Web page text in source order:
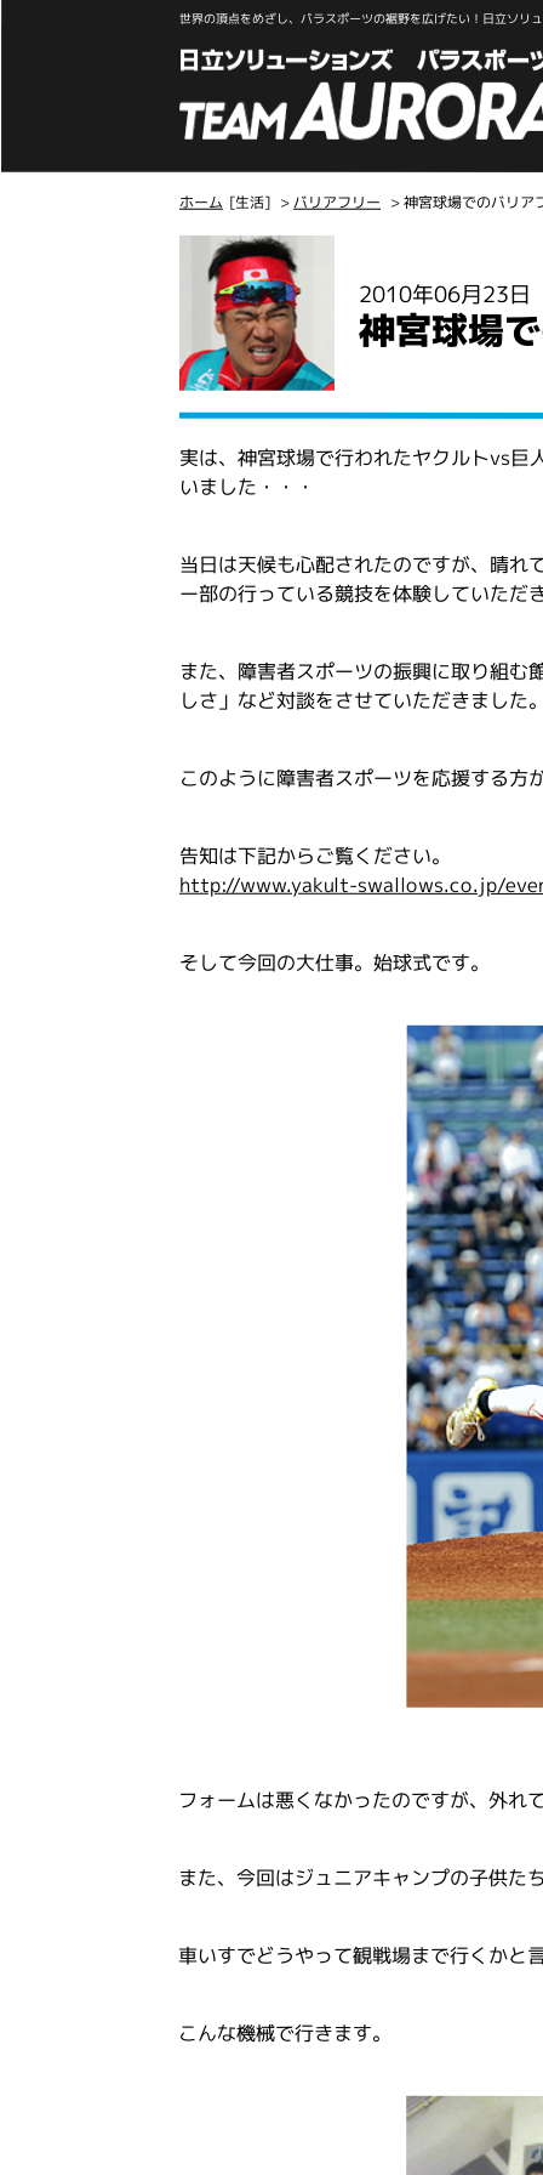
世界の頂点をめざし、パラスポーツの裾野を広げたい！日立ソリ
ホーム [生活] >バリアフリー > 神宮球場でのバリア
2010年06月23日
神宮球場
実は、神宮球場で行われたヤクルトvs巨
いました・・・
当日は天候も心配されたのですが、晴れ
ー部の行っている競技を体験していただ
また、障害者スポーツの振興に取り組む
しさ」など対談をさせていただきました
このように障害者スポーツを応援する方
告知は下記からご覧ください。
http://www.yakult-swallows.co.jp/
そして今回の大仕事。始球式です。
フォームは悪くなかったのですが、外れ
また、今回はジュニアキャンプの子供た
車いすでどうやって観戦場まで行くかと
こんな機械で行きます。